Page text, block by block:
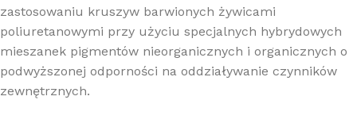
zastosowaniu kruszyw barwionych żywicami
poliuretanowymi przy użyciu specjalnych hybrydowych
mieszanek pigmentów nieorganicznych i organicznych o
podwyższonej odporności na oddziaływanie czynników
zewnętrznych.